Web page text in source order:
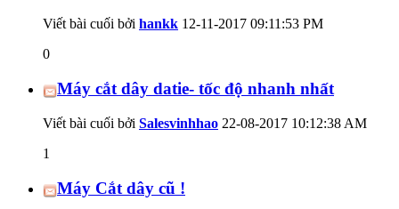
Viết bài cuối bởi hankk 12-11-2017 09:11:53 PM
0
Máy cắt dây datie- tốc độ nhanh nhất
Viết bài cuối bởi Salesvinhhao 22-08-2017 10:12:38 AM
1
Máy Cắt dây cũ !